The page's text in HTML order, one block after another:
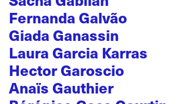
Fernanda Galvão
Giada Ganassin
Laura Garcia Karras
Hector Garoscio
Anaïs Gauthier